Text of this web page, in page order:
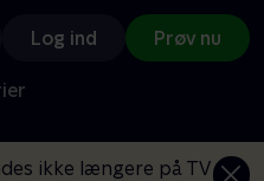
Log ind Prøv nu
ikke længere på TV